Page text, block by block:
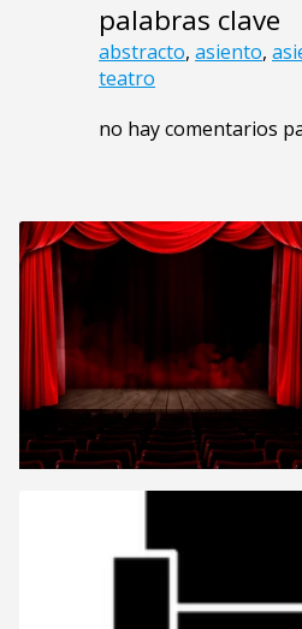
palabras clave
abstracto, asiento,
teatro
no hay comentarios